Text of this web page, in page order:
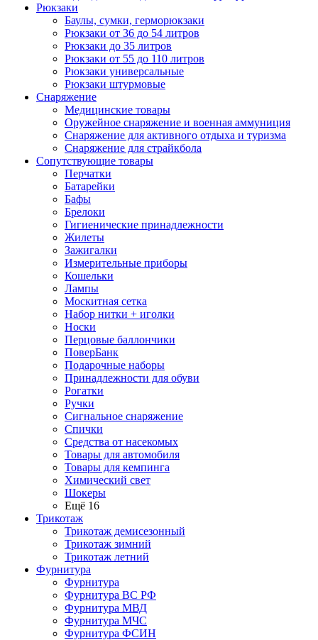
Рюкзаки
Баулы, сумки, герморюкзаки
Рюкзаки от 36 до 54 литров
Рюкзаки до 35 литров
Рюкзаки от 55 до 110 литров
Рюкзаки универсальные
Рюкзаки штурмовые
Снаряжение
Медицинские товары
Оружейное снаряжение и военная аммуниция
Снаряжение для активного отдыха и туризма
Снаряжение для страйкбола
Сопутствующие товары
Перчатки
Батарейки
Бафы
Брелоки
Гигиенические принадлежности
Жилеты
Зажигалки
Измерительные приборы
Кошельки
Лампы
Москитная сетка
Набор нитки + иголки
Носки
Перцовые баллончики
ПоверБанк
Подарочные наборы
Принадлежности для обуви
Рогатки
Ручки
Сигнальное снаряжение
Спички
Средства от насекомых
Товары для автомобиля
Товары для кемпинга
Химический свет
Шокеры
Ещё 16
Трикотаж
Трикотаж демисезонный
Трикотаж зимний
Трикотаж летний
Фурнитура
Фурнитура
Фурнитура ВС РФ
Фурнитура МВД
Фурнитура МЧС
Фурнитура ФСИН